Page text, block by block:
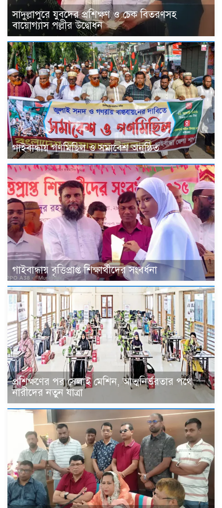
সাদুল্লাপুরে যুবদের প্রশিক্ষণ ও চেক বিতরণসহ
বায়োগ্যাস পল্লীর উদ্বোধন
গাইবান্ধায় গণমিছিল ও সমাবেশ অনুষ্ঠিত
গাইবান্ধায় বৃত্তিপ্রাপ্ত শিক্ষার্থীদের সংবর্ধনা
প্রশিক্ষণের পর সেলাই মেশিন, আত্মনির্ভরতার পথে
নারীদের নতুন যাত্রা